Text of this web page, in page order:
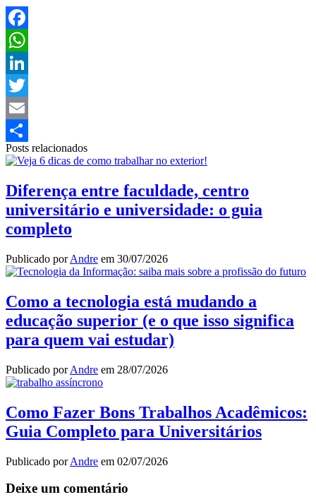
Facebook
WhatsApp
LinkedIn
Twitter
Email
Share
Posts relacionados
Diferença entre faculdade, centro
universitário e universidade: o guia
completo
Publicado porAndre em 30/07/2026
Como a tecnologia está mudando a
educação superior (e o que isso significa
para quem vai estudar)
Publicado porAndre em 28/07/2026
Como Fazer Bons Trabalhos Acadêmicos:
Guia Completo para Universitários
Publicado porAndre em 02/07/2026
Deixe um comentário